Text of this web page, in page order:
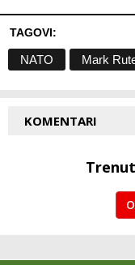
TAGOVI:
NATO Mark
KOMENTARI